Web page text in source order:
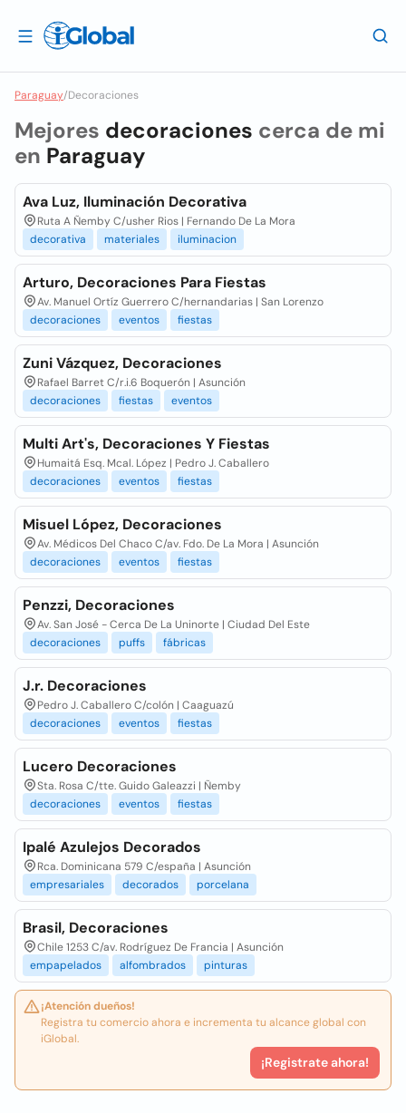
Paraguay/Decoraciones
Mejores decoraciones cerca de mi
en Paraguay
Ava Luz, Iluminación Decorativa
Ruta A Ñemby C/usher Rios | Fernando De La Mora
decorativa
materiales iluminacion
Arturo, Decoraciones Para Fiestas
Av. Manuel Ortíz Guerrero C/hernandarias | San Lorenzo
decoraciones
eventos fiestas
Zuni Vázquez, Decoraciones
Rafael Barret C/r.i.6 Boquerón | Asunción
decoraciones
fiestas eventos
Multi Art's, Decoraciones Y Fiestas
Humaitá Esq. Mcal. López | Pedro J. Caballero
decoraciones
eventos fiestas
Misuel López, Decoraciones
Av. Médicos Del Chaco C/av. Fdo. De La Mora | Asunción
decoraciones
eventos fiestas
Penzzi, Decoraciones
Av. San José - Cerca De La Uninorte | Ciudad Del Este
decoraciones
puffs fábricas
J.r. Decoraciones
Pedro J. Caballero C/colón | Caaguazú
decoraciones
eventos fiestas
Lucero Decoraciones
Sta. Rosa C/tte. Guido Galeazzi | Ñemby
decoraciones
eventos fiestas
Ipalé Azulejos Decorados
Rca. Dominicana 579 C/españa | Asunción
empresariales
decorados porcelana
Brasil, Decoraciones
Chile 1253 C/av. Rodríguez De Francia | Asunción
empapelados
alfombrados pinturas
¡Atención dueños!
Registra tu comercio ahora e incrementa tu alcance global con
iGlobal.
¡Registrate ahora!